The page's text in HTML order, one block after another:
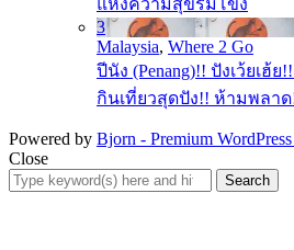
3
Malaysia, Where 2 Go
ปีนัง (Penang)!! ปังเว้ยเฮ้
กินเที่ยวสุดปัง!! ห้ามพลา
Powered by Bjorn - Premium
Close